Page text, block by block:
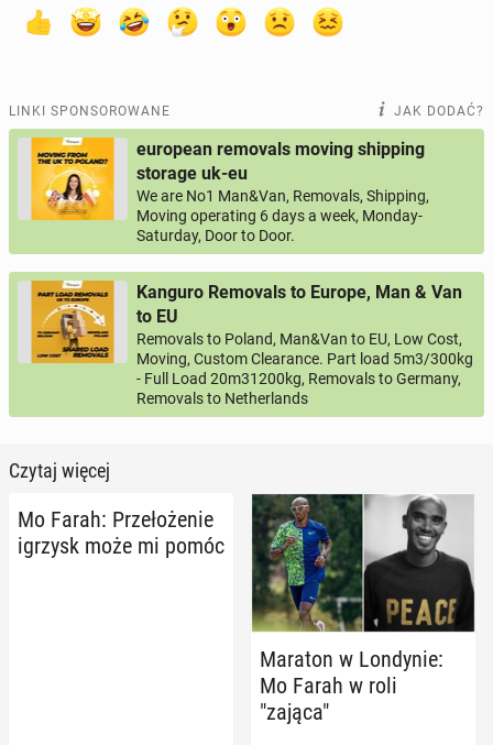
LINKI SPONSOROWANE JAK DODAĆ?
european removals moving shipping
storage uk-eu
We are No1 Man&Van, Removals, Shipping,
Moving operating 6 days a week, Monday-
Saturday, Door to Door.
Kanguro Removals to Europe, Man & Van
to EU
Removals to Poland, Man&Van to EU, Low Cost,
Moving, Custom Clearance. Part load 5m3/300kg
- Full Load 20m31200kg, Removals to Germany,
Removals to Netherlands
Czytaj więcej
Mo Farah: Prze­ło­że­nie
igrzysk może mi pomóc
Maraton w Lon­dy­nie:
Mo Farah w roli
"zająca"